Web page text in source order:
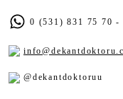
0 (531) 831 75 70 -
@dekantdoktoruu